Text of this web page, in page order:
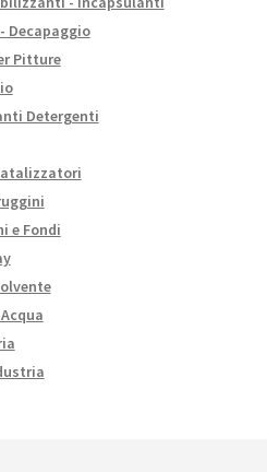
Decapaggio
Pitture
Detergenti
e Fondi